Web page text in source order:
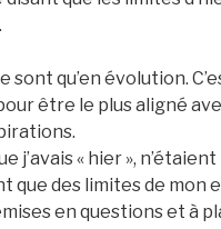
sont qu’en évolution.
être le plus aligné
j’avais « hier »,
que des limites de mon
en questions et à